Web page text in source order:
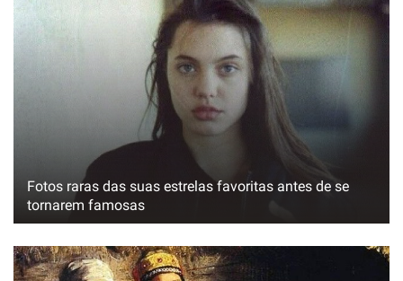
Fotos raras das suas estrelas favoritas antes de se
tornarem famosas